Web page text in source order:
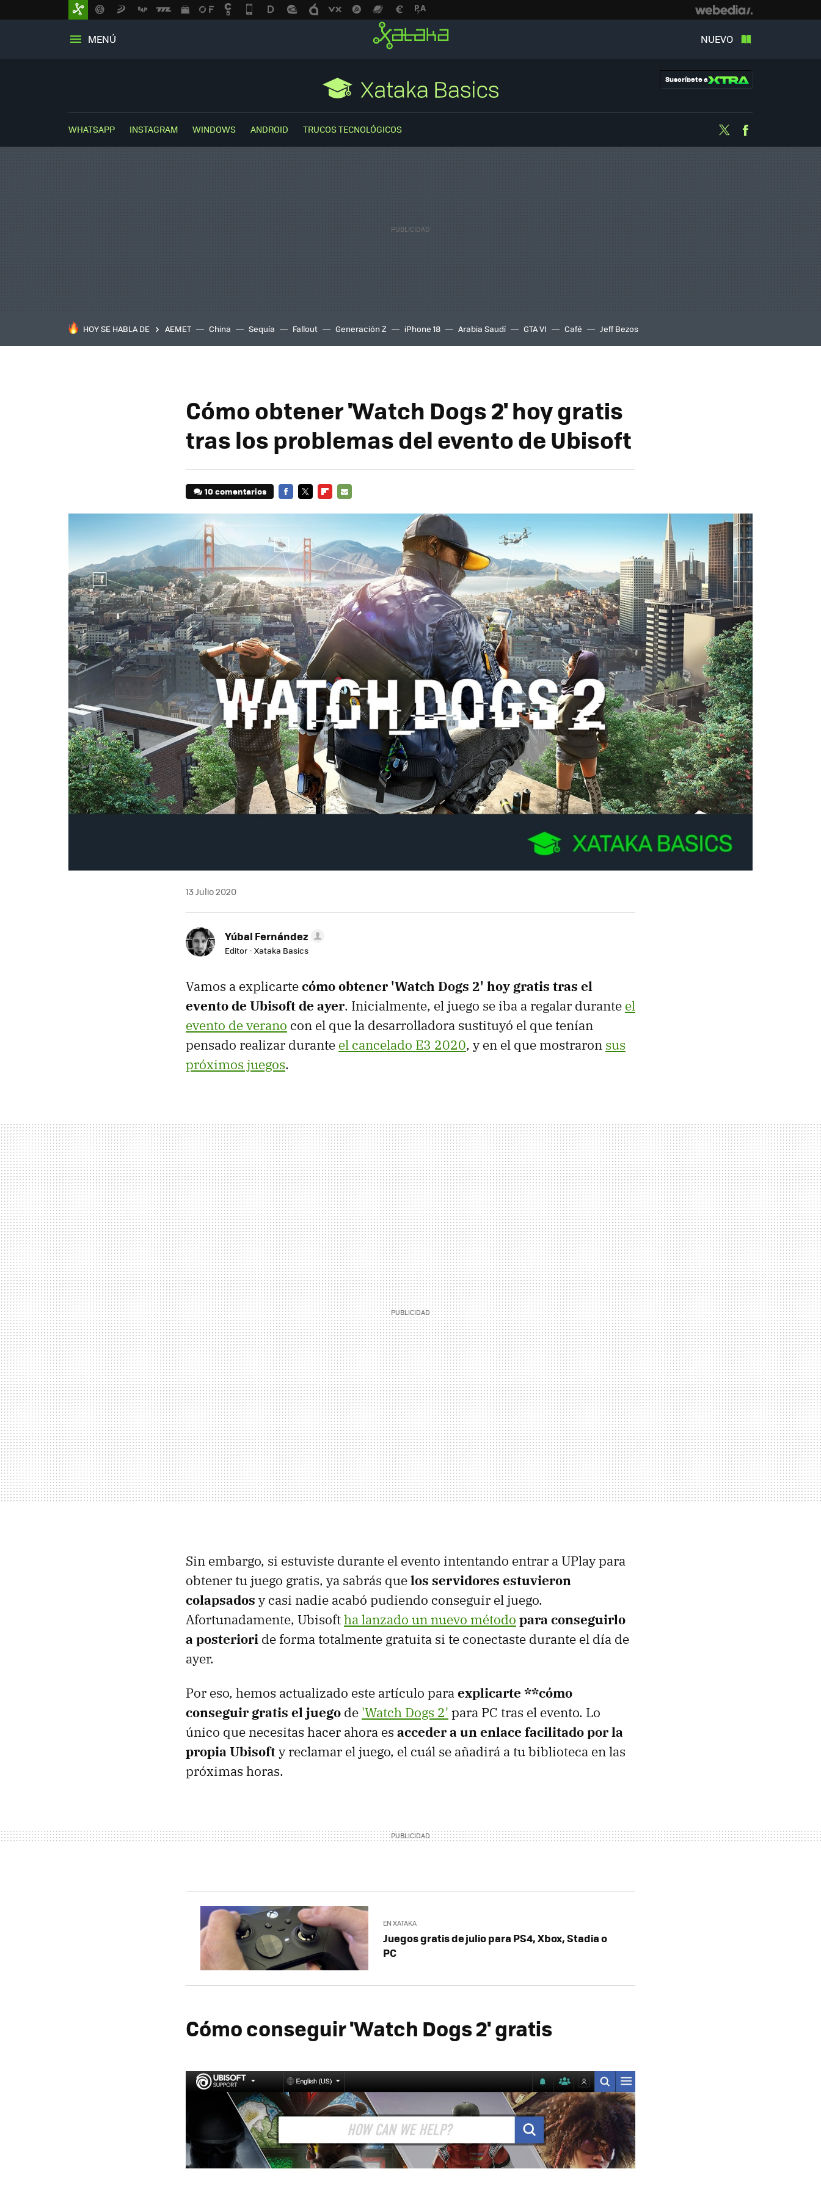
MENÚ NUEVO
Suscríbete a
WHATSAPP INSTAGRAM WINDOWS ANDROID TRUCOS TECNOLÓGICOS Twitter
HOY SE HABLA DE AEMET China Sequía Fallout Generación Z iPhone 18 Arabia Saudí GTA VI Café Jeff Bezos
Cómo obtener 'Watch Dogs 2' hoy gratis
tras los problemas del evento de Ubisoft
10 comentarios
13 Julio 2020
Yúbal Fernández
Editor - Xataka Basics
Vamos a explicartecómo obtener 'Watch Dogs 2' hoy gratis tras el
evento de Ubisoft de ayer. Inicialmente, el juego se iba a regalar durante el
evento de verano con el que la desarrolladora sustituyó el que tenían
pensado realizar durante el cancelado E3 2020, y en el que mostraron sus
próximos juegos.
Sin embargo, si estuviste durante el evento intentando entrar a UPlay para
obtener tu juego gratis, ya sabrás quelos servidores estuvieron
colapsados y casi nadie acabó pudiendo conseguir el juego.
Afortunadamente, Ubisoftha lanzado un nuevo método para conseguirlo
a posteriori de forma totalmente gratuita si te conectaste durante el día de
ayer.
Por eso, hemos actualizado este artículo paraexplicarte **cómo
conseguir gratis el juego de 'Watch Dogs 2' para PC tras el evento. Lo
único que necesitas hacer ahora es acceder a un enlace facilitado por la
propia Ubisofty reclamar el juego, el cuál se añadirá a tu biblioteca en las
próximas horas.
EN XATAKA
Juegos gratis de julio para PS4, Xbox, Stadia o
PC
Cómo conseguir 'Watch Dogs 2' gratis